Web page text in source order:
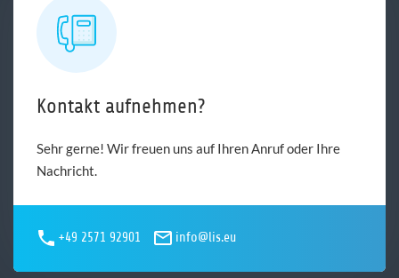
Kontakt aufnehmen?
Sehr gerne! Wir freuen uns auf Ihren Anruf oder Ihre
Nachricht.
+49 2571 92901 info@lis.eu